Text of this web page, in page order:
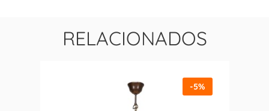
RELACIONADOS
-5%